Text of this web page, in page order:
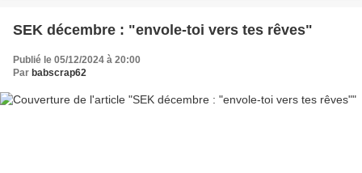
SEK décembre : "envole-toi vers tes rêves"
Publié le 05/12/2024 à 20:00
Par babscrap62